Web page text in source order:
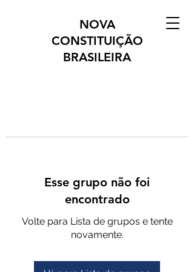
NOVA
CONSTITUIÇÃO
BRASILEIRA
Esse grupo não foi
encontrado
Volte para Lista de grupos e tente
novamente.